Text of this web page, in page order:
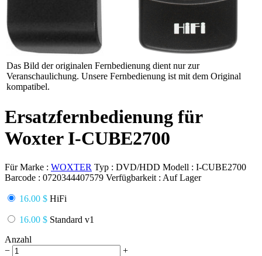
Das Bild der originalen Fernbedienung dient nur zur
Veranschaulichung. Unsere Fernbedienung ist mit dem Original
kompatibel.
Ersatzfernbedienung für
Woxter I-CUBE2700
Für Marke : WOXTER Typ : DVD/HDD Modell : I-CUBE2700
Barcode : 0720344407579 Verfügbarkeit : Auf Lager
16.00 $ HiFi
16.00 $ Standard v1
Anzahl
−
+